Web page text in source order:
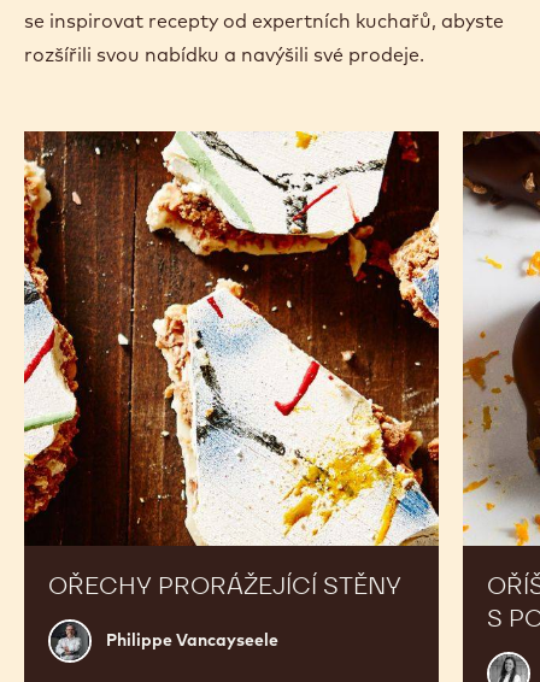
se inspirovat recepty od expertních kuchařů, abyste
rozšířili svou nabídku a navýšili své prodeje.
OŘECHY PRORÁŽEJÍCÍ STĚNY
Philippe
Vancayseele
Philippe Vancayseele
Ořechy
prorážející
stěny
S
kakaový
perník